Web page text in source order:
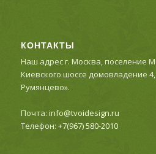
КОНТАКТЫ
Наш адрес г. Москва, поселение
Киевского шоссе домовладение
Румянцево».
Почта: info@tvoidesign.ru
Телефон: +7(967) 580-2010